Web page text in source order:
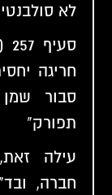
לא
חריגה
סבור
תפורק"
עילה
חברה,